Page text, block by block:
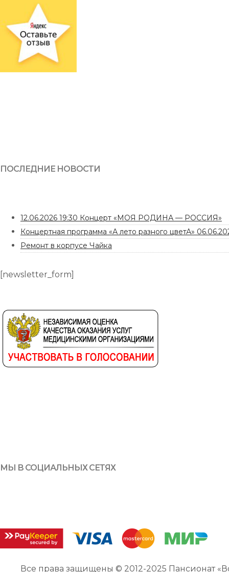
ПОСЛЕДНИЕ НОВОСТИ
12.06.2026 19:30 Концерт «МОЯ РОДИНА — РОССИЯ»
Концертная программа «А лето разного цветА»
Ремонт в корпусе Чайка
[newsletter_form]
МЫ В СОЦИАЛЬНЫХ СЕТЯХ
Все права защищены © 2012-2025 Пансионат